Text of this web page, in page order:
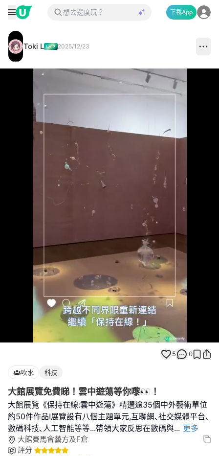
下載App
Toki L 2025/12/23
100.00%
5 0
吹水 科技
大館展覽免費睇！雲中遊蕩等你嚟👀！
大館展覧《保持在線:雲中遊蕩》精選逾35個中外藝術單位
約50件作品!展覽設有八個主題單元,互聯網､社交媒體平台､
數碼科技､人工智能等等...帶領大家反思在數碼與... 更多
大館賽馬會藝方及F倉
評分